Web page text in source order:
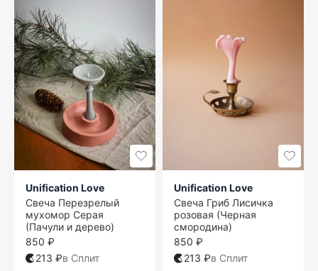
Unification Love
Свеча Перезрелый
мухомор Серая
(Пачули и дерево)
850 ₽
213 ₽в Сплит
Unification Love
Свеча Гриб Лисичка
розовая (Черная
смородина)
850 ₽
213 ₽в Сплит